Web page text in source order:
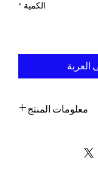
الكمية *
العربة
معلومات المنتج
على الطراز العثماني